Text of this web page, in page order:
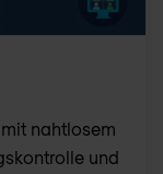
nahtlosem
und